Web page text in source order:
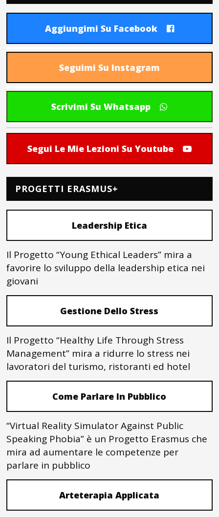
Aggiungimi Su Facebook
Seguimi Su Instagram
Scrivimi Su Whatsapp
Segui Le Mie Lezioni Su Youtube
PROGETTI ERASMUS+
Leadership Etica
Il Progetto “Young Ethical Leaders” mira a
favorire lo sviluppo della leadership etica nei
giovani
Gestione Dello Stress
Il Progetto “Healthy Life Through Stress
Management” mira a ridurre lo stress nei
lavoratori del turismo, ristoranti ed hotel
Come Parlare In Pubblico
“Virtual Reality Simulator Against Public
Speaking Phobia” è un Progetto Erasmus che
mira ad aumentare le competenze per
parlare in pubblico
Arteterapia Applicata